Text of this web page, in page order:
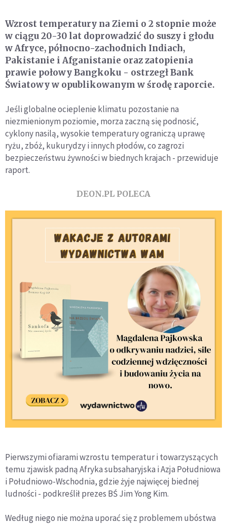
Wzrost temperatury na Ziemi o 2 stopnie może
w ciągu 20-30 lat doprowadzić do suszy i głodu
w Afryce, północno-zachodnich Indiach,
Pakistanie i Afganistanie oraz zatopienia
prawie połowy Bangkoku - ostrzegł Bank
Światowy w opublikowanym w środę raporcie.
Jeśli globalne ocieplenie klimatu pozostanie na
niezmienionym poziomie, morza zaczną się podnosić,
cyklony nasilą, wysokie temperatury ograniczą uprawę
ryżu, zbóż, kukurydzy i innych płodów, co zagrozi
bezpieczeństwu żywności w biednych krajach - przewiduje
raport.
DEON.PL POLECA
Pierwszymi ofiarami wzrostu temperatur i towarzyszących
temu zjawisk padną Afryka subsaharyjska i Azja Południowa
i Południowo-Wschodnia, gdzie żyje najwięcej biednej
ludności - podkreślił prezes BŚ Jim Yong Kim.
Według niego nie można uporać się z problemem ubóstwa